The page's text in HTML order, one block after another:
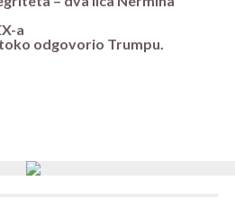
a
odgovorio Trumpu.